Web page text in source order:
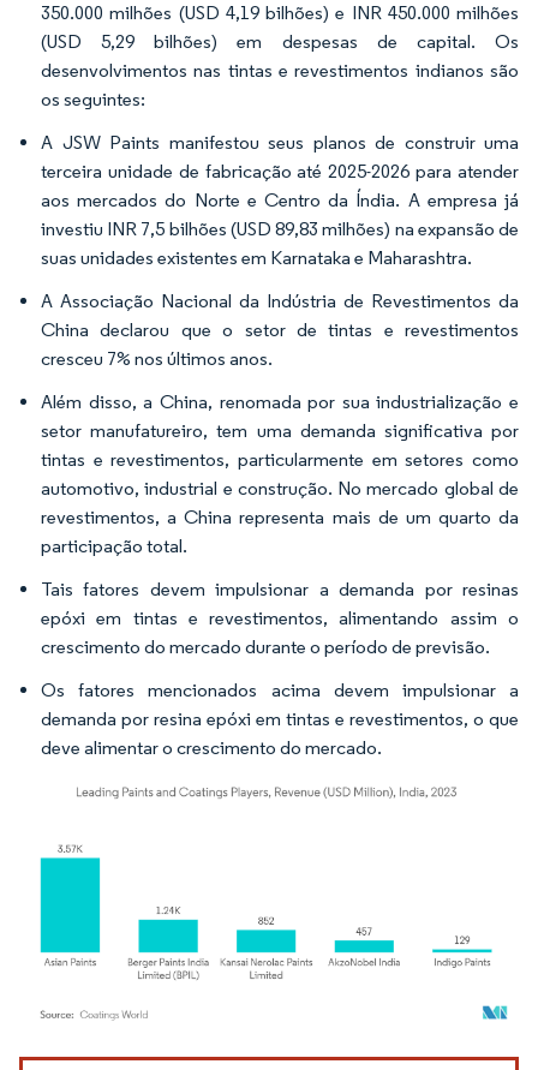
350.000 milhões (USD 4,19 bilhões) e INR 450.000 milhões
(USD 5,29 bilhões) em despesas de capital. Os
desenvolvimentos nas tintas e revestimentos indianos são
os seguintes:
A JSW Paints manifestou seus planos de construir uma
terceira unidade de fabricação até 2025-2026 para atender
aos mercados do Norte e Centro da Índia. A empresa já
investiu INR 7,5 bilhões (USD 89,83 milhões) na expansão de
suas unidades existentes em Karnataka e Maharashtra.
A Associação Nacional da Indústria de Revestimentos da
China declarou que o setor de tintas e revestimentos
cresceu 7% nos últimos anos.
Além disso, a China, renomada por sua industrialização e
setor manufatureiro, tem uma demanda significativa por
tintas e revestimentos, particularmente em setores como
automotivo, industrial e construção. No mercado global de
revestimentos, a China representa mais de um quarto da
participação total.
Tais fatores devem impulsionar a demanda por resinas
epóxi em tintas e revestimentos, alimentando assim o
crescimento do mercado durante o período de previsão.
Os fatores mencionados acima devem impulsionar a
demanda por resina epóxi em tintas e revestimentos, o que
deve alimentar o crescimento do mercado.
Imagem © Mordor Intelligence. O reuso requer atribuição conforme CC BY 4.0.